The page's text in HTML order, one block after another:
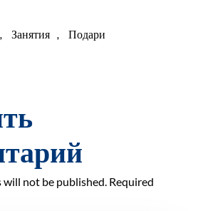
, Занятия ,
Подари
will not be published. Required